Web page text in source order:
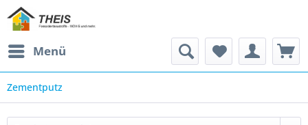
Menü
Zementputz